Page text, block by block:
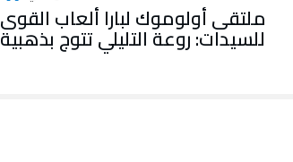
ملتقى أولوموك لبارا ألعاب القوى
للسيدات: روعة التليلي تتوج بذهبية